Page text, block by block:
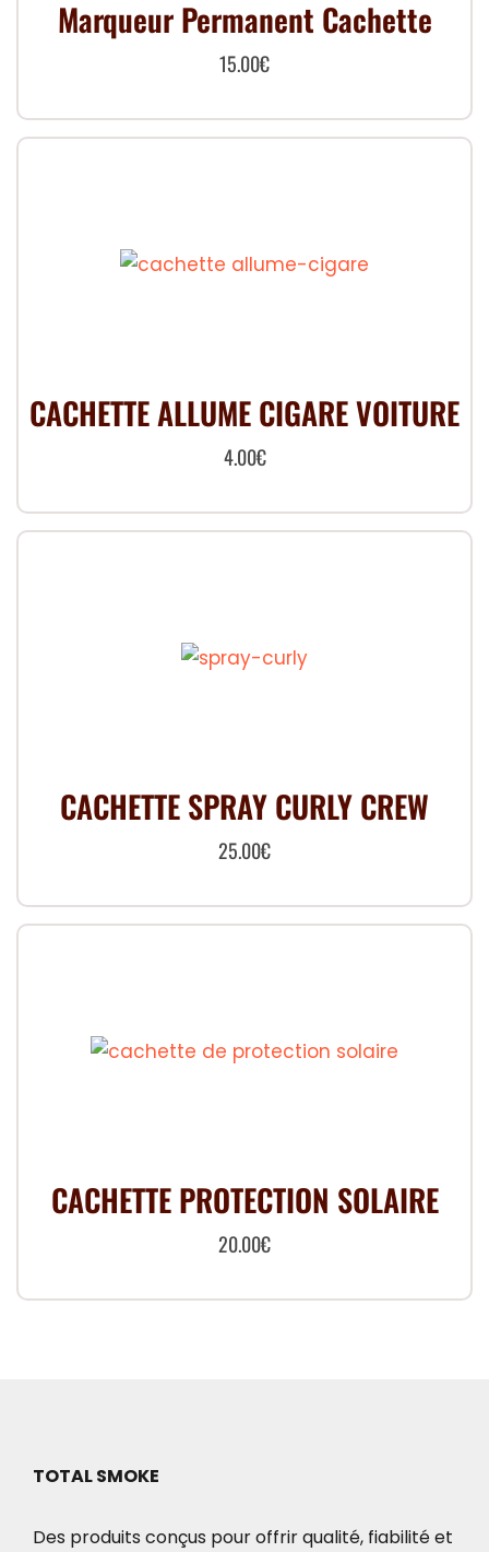
Marqueur Permanent Cachette
15.00€
CACHETTE ALLUME CIGARE VOITURE
4.00€
CACHETTE SPRAY CURLY CREW
25.00€
CACHETTE PROTECTION SOLAIRE
20.00€
TOTAL SMOKE
Des produits conçus pour offrir qualité, fiabilité et